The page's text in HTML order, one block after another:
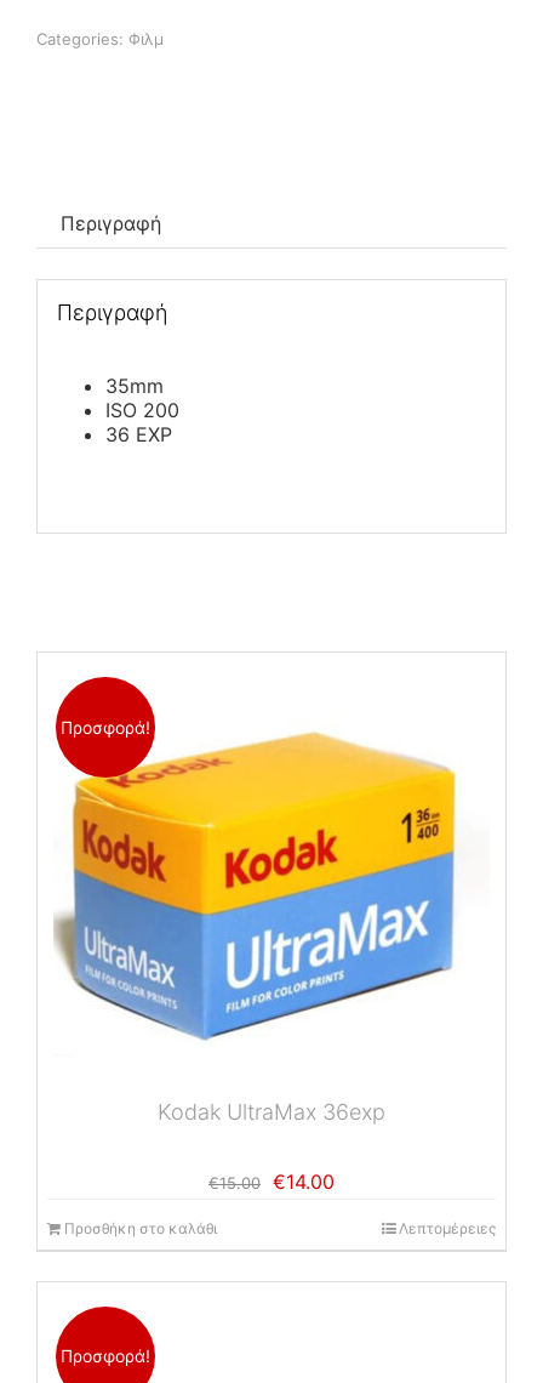
Categories: Φιλμ
Περιγραφή
Περιγραφή
35mm
ISO 200
36 EXP
Προσφορά!
Kodak UltraMax 36exp
€15.00
Original
€15.00.
€14.00
είναι:
€14.00.
Προσθήκη στο καλάθι Λεπτομέρειες
Προσφορά!